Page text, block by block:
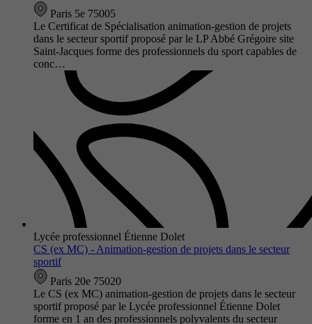
Paris 5e 75005
Le Certificat de Spécialisation animation-gestion de projets
dans le secteur sportif proposé par le LP Abbé Grégoire site
Saint-Jacques forme des professionnels du sport capables de
conc…
Lycée professionnel Étienne Dolet
CS (ex MC) - Animation-gestion de projets dans le secteur
sportif
Paris 20e 75020
Le CS (ex MC) animation-gestion de projets dans le secteur
sportif proposé par le Lycée professionnel Étienne Dolet
forme en 1 an des professionnels polyvalents du secteur